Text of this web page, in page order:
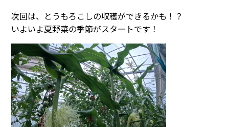
次回は、とうもろこしの収穫ができるかも！？
いよいよ夏野菜の季節がスタートです！